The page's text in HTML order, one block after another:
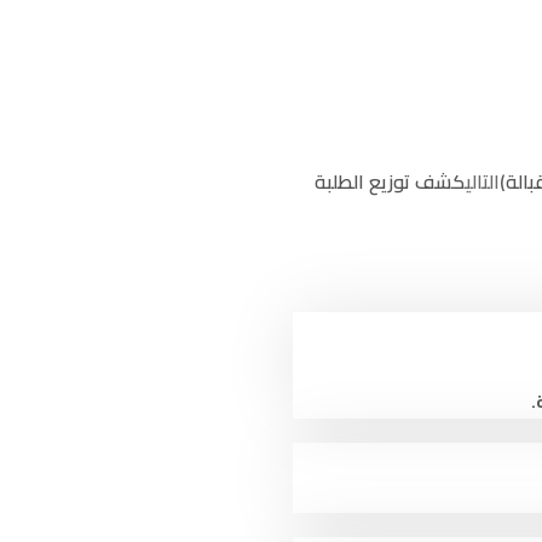
التاليكشف توزيع الطلبة
كلية الطب المخبري